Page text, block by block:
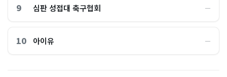
9 심판 성접대 축구협회 ―
10 아이유 ―